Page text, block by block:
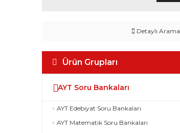
Detaylı Arama
Ürün Grupları
AYT Soru Bankaları
AYT Edebiyat Soru Bankaları
AYT Matematik Soru Bankaları